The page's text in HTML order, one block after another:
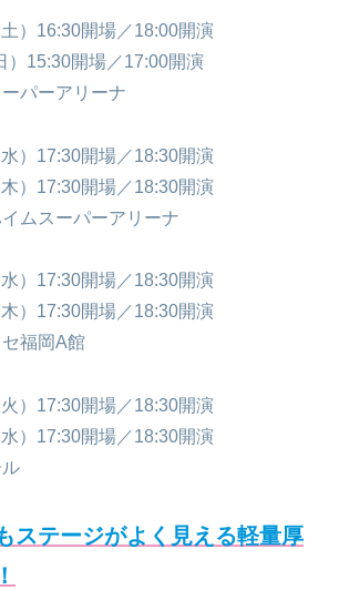
）16:30開場／18:00開演
）15:30開場／17:00開演
パーアリーナ
）17:30開場／18:30開演
）17:30開場／18:30開演
ムスーパーアリーナ
）17:30開場／18:30開演
）17:30開場／18:30開演
福岡A館
）17:30開場／18:30開演
）17:30開場／18:30開演
ステージがよく見える軽量厚